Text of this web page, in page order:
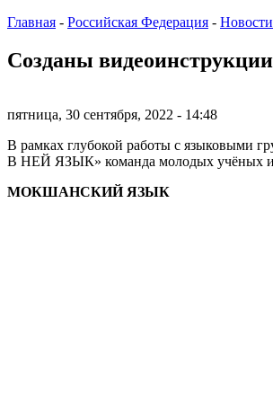
Главная - Российская Федерация - Новости
Созданы
пятница, 30 сентября, 2022 - 14:48
В рамках глубокой работы с языковыми
В НЕЙ ЯЗЫК» команда молодых учёных и
МОКШАНСКИЙ ЯЗЫК